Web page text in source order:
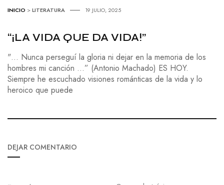
INICIO >LITERATURA 19 JULIO, 2025
“¡LA VIDA QUE DA VIDA!”
"… Nunca perseguí la gloria ni dejar en la memoria de los
hombres mi canción ...” (Antonio Machado) ES HOY.
Siempre he escuchado visiones románticas de la vida y lo
heroico que puede
DEJAR COMENTARIO